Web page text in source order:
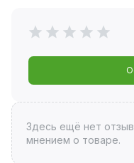
Здесь ещё нет
мнением о товаре.